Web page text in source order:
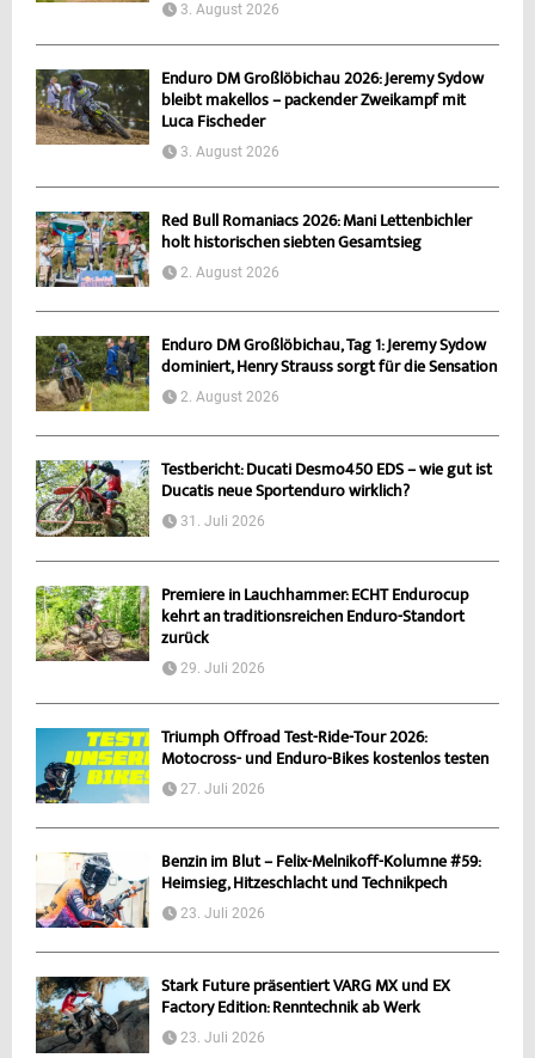
3. August 2026
Enduro DM Großlöbichau 2026: Jeremy Sydow
bleibt makellos – packender Zweikampf mit
Luca Fischeder
3. August 2026
Red Bull Romaniacs 2026: Mani Lettenbichler
holt historischen siebten Gesamtsieg
2. August 2026
Enduro DM Großlöbichau, Tag 1: Jeremy Sydow
dominiert, Henry Strauss sorgt für die Sensation
2. August 2026
Testbericht: Ducati Desmo450 EDS – wie gut ist
Ducatis neue Sportenduro wirklich?
31. Juli 2026
Premiere in Lauchhammer: ECHT Endurocup
kehrt an traditionsreichen Enduro-Standort
zurück
29. Juli 2026
Triumph Offroad Test-Ride-Tour 2026:
Motocross- und Enduro-Bikes kostenlos testen
27. Juli 2026
Benzin im Blut – Felix-Melnikoff-Kolumne #59:
Heimsieg, Hitzeschlacht und Technikpech
23. Juli 2026
Stark Future präsentiert VARG MX und EX
Factory Edition: Renntechnik ab Werk
23. Juli 2026